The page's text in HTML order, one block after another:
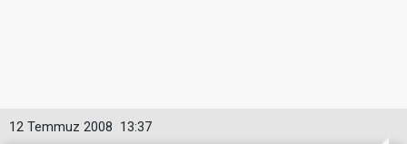
13:37
12 Temmuz 2008